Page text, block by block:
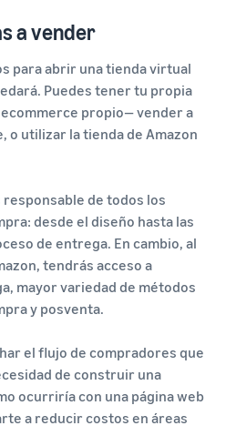
a vender
para abrir una tienda virtual
Puedes tener tu propia
propio— vender a
o utilizar la tienda de Amazon
de todos los
desde el diseño hasta las
de entrega. En cambio, al
tendrás acceso a
mayor variedad de métodos
y posventa.
el flujo de compradores que
de construir una
ocurriría con una página web
a reducir costos en áreas